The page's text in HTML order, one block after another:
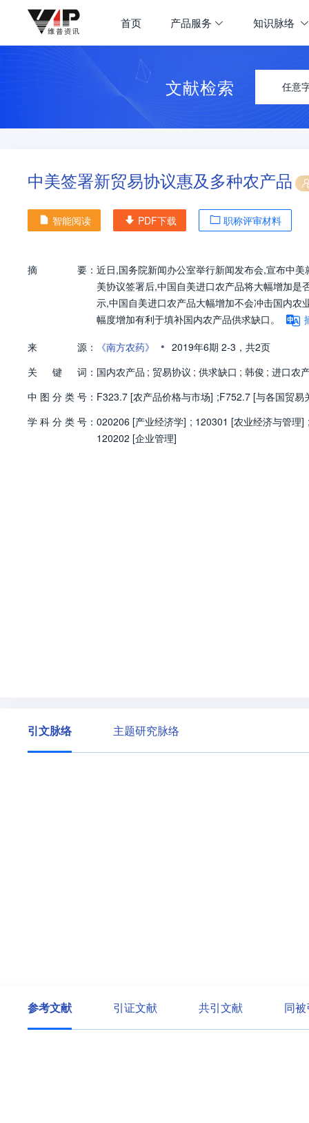
首页 产品服务 知识脉络
文献检索 任意
中美签署新贸易协议惠及多种农产品
智能阅读 PDF下载 职称评审材料
摘 要： 近日,国务院新闻办公室举行新闻发布会,宣布中
美协议签署后,中国自美进口农产品将大幅增加
示,中国自美进口农产品大幅增加不会冲击国内
幅度增加有利于填补国内农产品供求缺口。
来
源： 《南方农药》 • 2019年6期 2-3， 共2页
关
键 词： 国内农产品 ; 贸易协议 ; 供求缺口 ; 韩俊 ; 进口农
中 图 分 类 号： F323.7 [农产品价格与市场] ;F752.7 [与各国贸易
学 科 分 类 号： 020206 [产业经济学] ; 120301 [农业经济与管理]
120202 [企业管理]
引文脉络 主题研究脉络
参考文献 引证文献 共引文献 同